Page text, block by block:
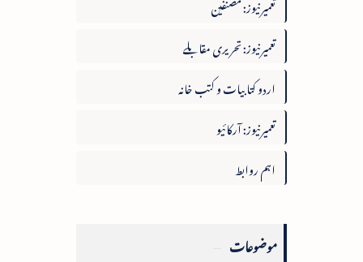
تعمیرنیوز: تحریری مقابلے
اردو کتابیات و کتب خانہ
تعمیرنیوز: آرکائیو
اہم روابط
موضوعات